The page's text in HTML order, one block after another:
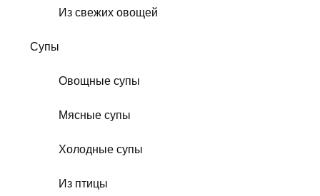
Из свежих овощей
Супы
Овощные супы
Мясные супы
Холодные супы
Из птицы